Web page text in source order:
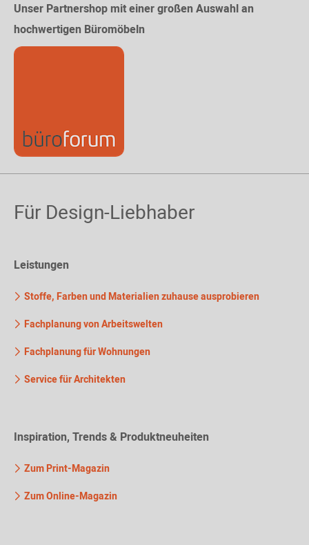
Unser Partnershop mit einer großen Auswahl an
hochwertigen Büromöbeln
Für Design-Liebhaber
Leistungen
Stoffe, Farben und Materialien zuhause ausprobieren
Fachplanung von Arbeitswelten
Fachplanung für Wohnungen
Service für Architekten
Inspiration, Trends & Produktneuheiten
Zum Print-Magazin
Zum Online-Magazin